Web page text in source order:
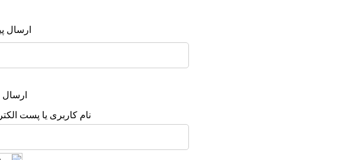
ارسال
ارسال
نام کاربری یا پست